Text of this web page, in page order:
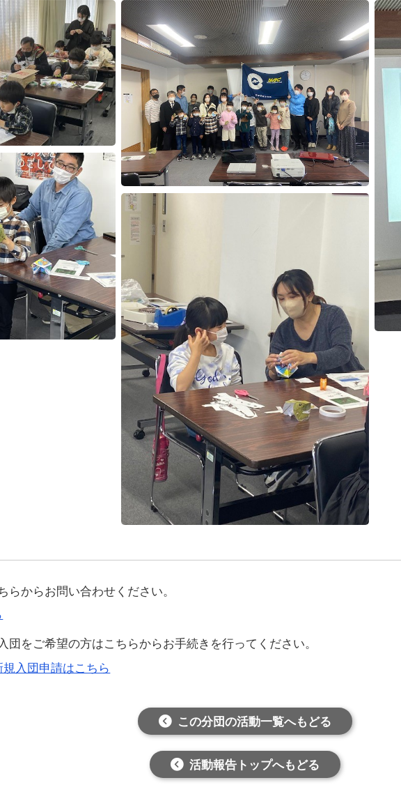
からお問い合わせください。
をご希望の方はこちらからお手続きを行ってください。
入団申請はこちら
この分団の活動一覧へもどる
活動報告トップへもどる